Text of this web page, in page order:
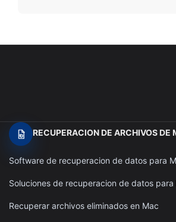
RECUPERACION DE ARCHIVOS DE
Software de recuperacion de datos para
Soluciones de recuperacion de datos para
Recuperar archivos eliminados en Mac